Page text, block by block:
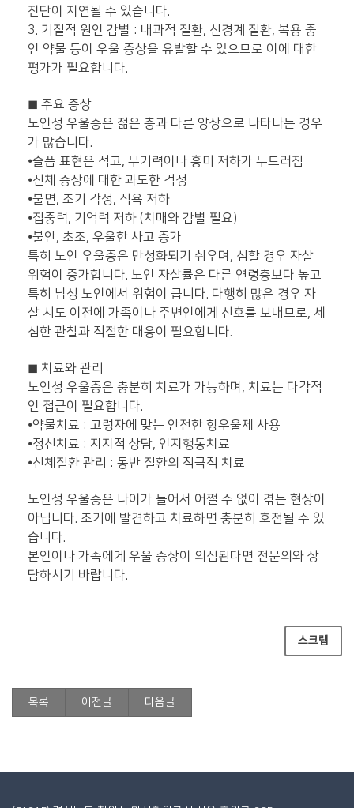
진단이 지연될 수 있습니다.
3. 기질적 원인 감별 : 내과적 질환, 신경계 질환, 복용 중
인 약물 등이 우울 증상을 유발할 수 있으므로 이에 대한
평가가 필요합니다.
◼ 주요 증상
노인성 우울증은 젊은 층과 다른 양상으로 나타나는 경우
가 많습니다.
⦁슬픔 표현은 적고, 무기력이나 흥미 저하가 두드러짐
⦁신체 증상에 대한 과도한 걱정
⦁불면, 조기 각성, 식욕 저하
⦁집중력, 기억력 저하 (치매와 감별 필요)
⦁불안, 초조, 우울한 사고 증가
특히 노인 우울증은 만성화되기 쉬우며, 심할 경우 자살
위험이 증가합니다. 노인 자살률은 다른 연령층보다 높고
특히 남성 노인에서 위험이 큽니다. 다행히 많은 경우 자
살 시도 이전에 가족이나 주변인에게 신호를 보내므로, 세
심한 관찰과 적절한 대응이 필요합니다.
◼ 치료와 관리
노인성 우울증은 충분히 치료가 가능하며, 치료는 다각적
인 접근이 필요합니다.
⦁약물치료 : 고령자에 맞는 안전한 항우울제 사용
⦁정신치료 : 지지적 상담, 인지행동치료
⦁신체질환 관리 : 동반 질환의 적극적 치료
노인성 우울증은 나이가 들어서 어쩔 수 없이 겪는 현상이
아닙니다. 조기에 발견하고 치료하면 충분히 호전될 수 있
습니다.
본인이나 가족에게 우울 증상이 의심된다면 전문의와 상
담하시기 바랍니다.
스크랩
목록 이전글 다음글